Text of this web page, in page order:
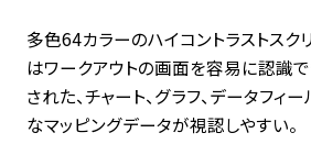
多色64カラーのハイコントラストスク
はワークアウトの画面を容易に認識
された、チャート、グラフ、データフィ
なマッピングデータが視認しやすい。